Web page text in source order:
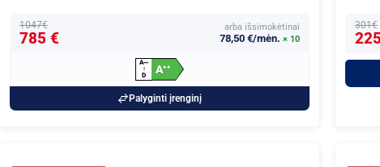
1047€
785 €
arba išsimokėtinai
78,50 €/mėn. × 10
A+++
↑
D
A++
Palyginti įrenginį
301€